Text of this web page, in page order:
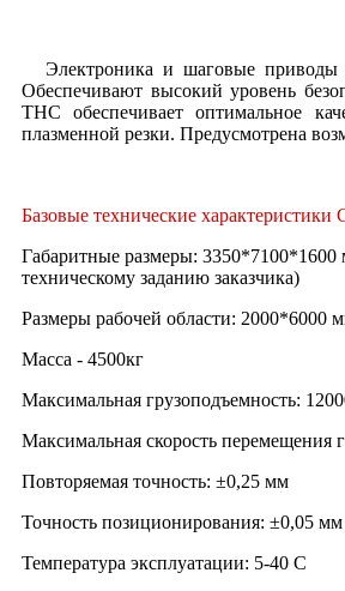
Электроника и шаговые приводы
Обеспечивают высокий уровень
THC обеспечивает оптимальное
плазменной резки. Предусмотрена
Базовые технические
Габаритные размеры:
техническому заданию заказчика)
Размеры рабочей области: 2000*6000
Масса - 4500кг
Максимальная грузоподъемность:
Максимальная скорость
Повторяемая точность: ±0,25 мм
Точность позиционирования: ±0,05 мм
Температура эксплуатации: 5-40 С